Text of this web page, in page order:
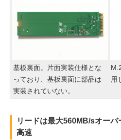
基板裏面。片面実装仕様とな
っており、基板裏面に部品は
実装されていない。
用
リードは最大560MB/sオー
高速